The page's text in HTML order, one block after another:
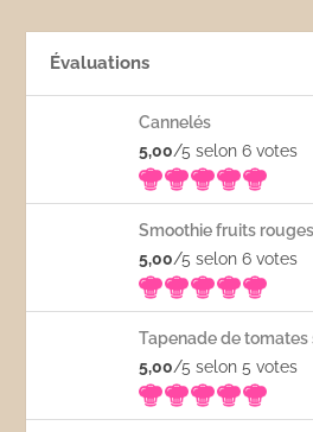
Évaluations
Cannelés
5,00/5 selon 6votes
Smoothie fruits
5,00/5 selon 6votes
Tapenade de tomates
5,00/5 selon 5votes